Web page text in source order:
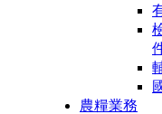
農糧業務